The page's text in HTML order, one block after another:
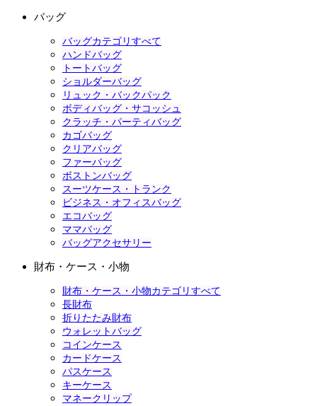
バッグ
バッグカテゴリすべて
ハンドバッグ
トートバッグ
ショルダーバッグ
リュック・バックパック
ボディバッグ・サコッシュ
クラッチ・パーティバッグ
カゴバッグ
クリアバッグ
ファーバッグ
ボストンバッグ
スーツケース・トランク
ビジネス・オフィスバッグ
エコバッグ
ママバッグ
バッグアクセサリー
財布・ケース・小物
財布・ケース・小物カテゴリすべて
長財布
折りたたみ財布
ウォレットバッグ
コインケース
カードケース
パスケース
キーケース
マネークリップ